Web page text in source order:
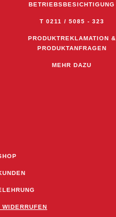
BETRIEBSBESICHTIGUNG
T 0211 / 5085 - 323
PRODUKTREKLAMATION &
PRODUKTANFRAGEN
MEHR DAZU